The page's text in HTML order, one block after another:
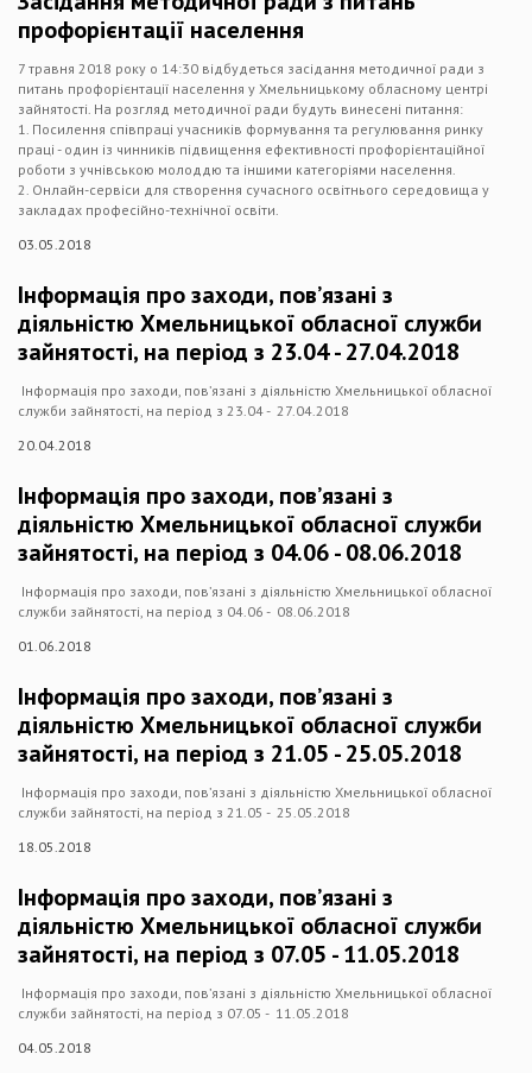
профорієнтації населення
7 травня 2018 року о 14:30 відбудеться засідання методичної ради з
питань профорієнтації населення у Хмельницькому обласному центрі
зайнятості. На розгляд методичної ради будуть винесені питання:
1. Посилення співпраці учасників формування та регулювання ринку
праці - один із чинників підвищення ефективності профорієнтаційної
роботи з учнівською молоддю та іншими категоріями населення.
2. Онлайн-сервіси для створення сучасного освітнього середовища у
закладах професійно-технічної освіти.
03.05.2018
Інформація про заходи, пов’язані з
діяльністю Хмельницької обласної служби
зайнятості, на період з 23.04 - 27.04.2018
Інформація про заходи, пов’язані з діяльністю Хмельницької обласної
служби зайнятості, на період з 23.04 - 27.04.2018
20.04.2018
Інформація про заходи, пов’язані з
діяльністю Хмельницької обласної служби
зайнятості, на період з 04.06 - 08.06.2018
Інформація про заходи, пов’язані з діяльністю Хмельницької обласної
служби зайнятості, на період з 04.06 - 08.06.2018
01.06.2018
Інформація про заходи, пов’язані з
діяльністю Хмельницької обласної служби
зайнятості, на період з 21.05 - 25.05.2018
Інформація про заходи, пов’язані з діяльністю Хмельницької обласної
служби зайнятості, на період з 21.05 - 25.05.2018
18.05.2018
Інформація про заходи, пов’язані з
діяльністю Хмельницької обласної служби
зайнятості, на період з 07.05 - 11.05.2018
Інформація про заходи, пов’язані з діяльністю Хмельницької обласної
служби зайнятості, на період з 07.05 - 11.05.2018
04.05.2018